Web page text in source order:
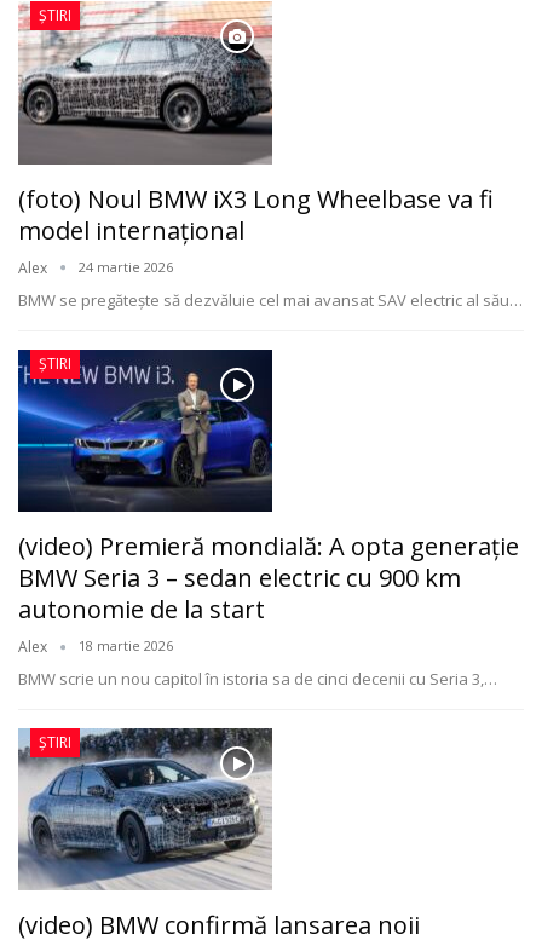
ȘTIRI
(foto) Noul BMW iX3 Long Wheelbase va fi
model internațional
Alex 24 martie 2026
BMW se pregătește să dezvăluie cel mai avansat SAV electric al său…
ȘTIRI
(video) Premieră mondială: A opta generație
BMW Seria 3 – sedan electric cu 900 km
autonomie de la start
Alex 18 martie 2026
BMW scrie un nou capitol în istoria sa de cinci decenii cu Seria 3,…
ȘTIRI
(video) BMW confirmă lansarea noii